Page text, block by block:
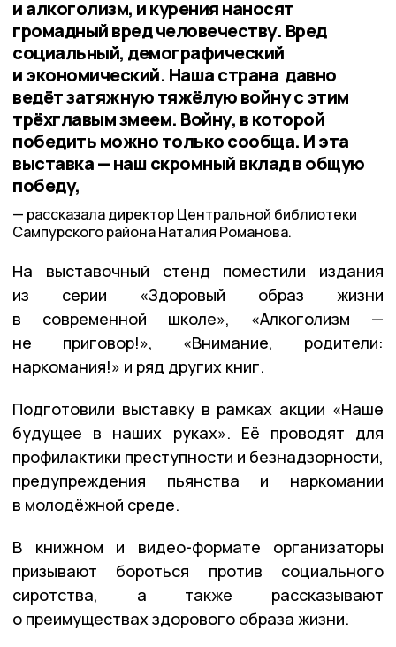
и алкоголизм, и курения наносят
громадный вред человечеству. Вред
социальный, демографический
и экономический. Наша страна давно
ведёт затяжную тяжёлую войну с этим
трёхглавым змеем. Войну, в которой
победить можно только сообща. И эта
выставка — наш скромный вклад в общую
победу,
рассказала директор Центральной библиотеки
Сампурского района Наталия Романова.
На выставочный стенд поместили издания
из серии «Здоровый образ жизни
в современной школе», «Алкоголизм —
не приговор!», «Внимание, родители:
наркомания!» и ряд других книг.
Подготовили выставку в рамках акции «Наше
будущее в наших руках». Её проводят для
профилактики преступности и безнадзорности,
предупреждения пьянства и наркомании
в молодёжной среде.
В книжном и видео-формате организаторы
призывают бороться против социального
сиротства, а также рассказывают
о преимуществах здорового образа жизни.